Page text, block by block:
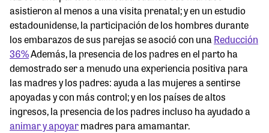
asistieron al menos a una visita prenatal; y en un estudio
estadounidense, la participación de los hombres durante
los embarazos de sus parejas se asoció con unaReducción
36%Además, la presencia de los padres en el parto ha
demostrado ser a menudo una experiencia positiva para
las madres y los padres: ayuda a las mujeres a sentirse
apoyadas y con más control; y en los países de altos
ingresos, la presencia de los padres incluso ha ayudado a
animar y apoyarmadres para amamantar.